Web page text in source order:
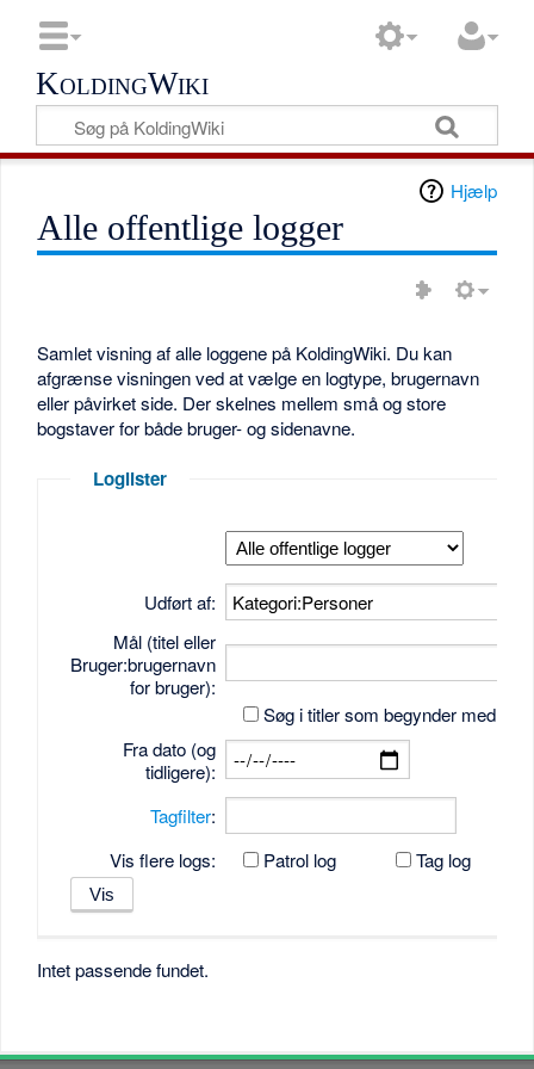
KoldingWiki
Hjælp
Alle offentlige logger
Samlet visning af alle loggene på KoldingWiki. Du kan
afgrænse visningen ved at vælge en logtype, brugernavn
eller påvirket side. Der skelnes mellem små og store
bogstaver for både bruger- og sidenavne.
Loglister
Udført af:
Mål (titel eller
Bruger:brugernavn
for bruger):
Søg i titler som begynder med
Fra dato (og
tidligere):
Tagfilter:
Vis flere logs:
Patrol log Tag log
Intet passende fundet.